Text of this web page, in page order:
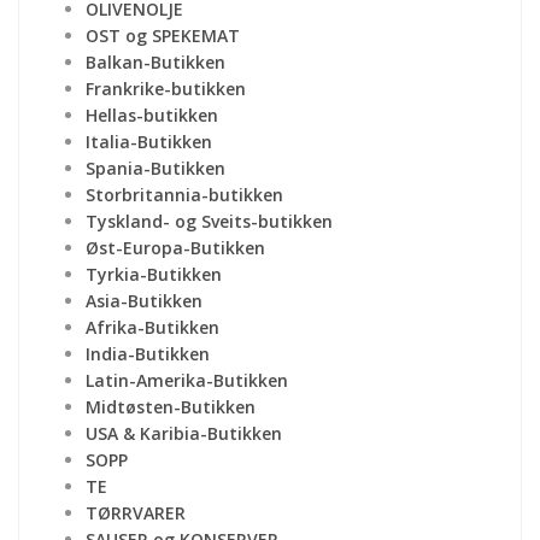
OLIVENOLJE
OST og SPEKEMAT
Balkan-Butikken
Frankrike-butikken
Hellas-butikken
Italia-Butikken
Spania-Butikken
Storbritannia-butikken
Tyskland- og Sveits-butikken
Øst-Europa-Butikken
Tyrkia-Butikken
Asia-Butikken
Afrika-Butikken
India-Butikken
Latin-Amerika-Butikken
Midtøsten-Butikken
USA & Karibia-Butikken
SOPP
TE
TØRRVARER